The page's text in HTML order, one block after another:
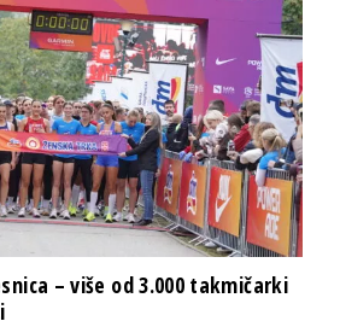
– više od 3.000 takmičarki